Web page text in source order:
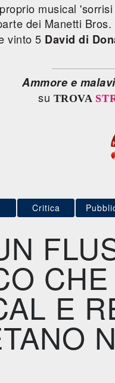
musical
dei Manetti
vinto 5 David di
Ammore e
su TROVA
Critica
E